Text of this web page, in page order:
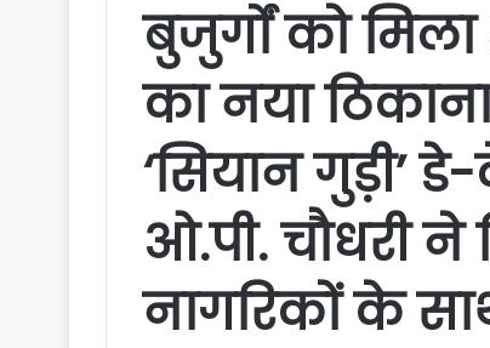
बुजुर्गों को
का नया
‘सियान गुड़ी’
ओ.पी. चौधरी ने
नागरिकों के